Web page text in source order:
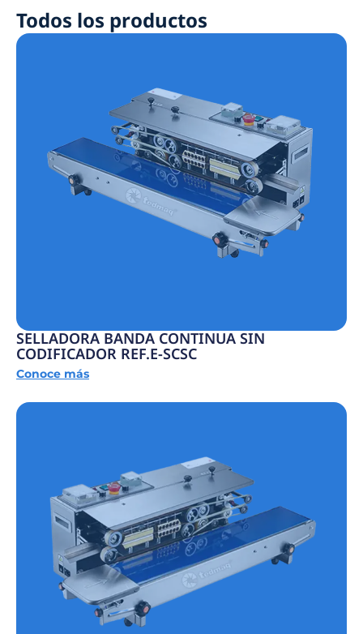
Todos los productos
SELLADORA BANDA CONTINUA SIN
CODIFICADOR REF.E-SCSC
Conoce más